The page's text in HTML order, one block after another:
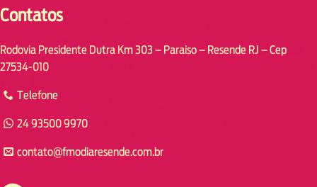
Contatos
Rodovia Presidente Dutra Km 303 – Paraiso – Resende RJ – Cep
27534-010
Telefone
24 93500 9970
contato@fmodiaresende.com.br